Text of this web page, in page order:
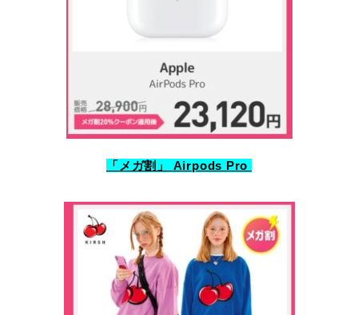
「メガ割」 Airpods Pro